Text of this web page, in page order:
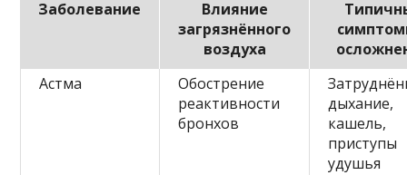
Заболевание
Влияние
загрязнённого
воздуха
Астма
Обострение
реактивности
бронхов
дыхание,
кашель,
приступы
удушья